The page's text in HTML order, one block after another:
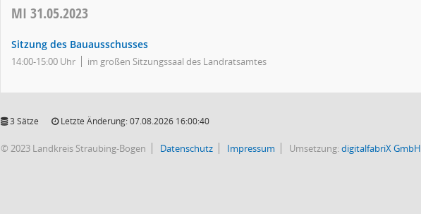
MI 31.05.2023
Sitzung des Bauausschusses
14:00-15:00 Uhr im großen Sitzungssaal des Landratsamtes
3 Sätze Letzte Änderung: 07.08.2026 16:00:40
© 2023 Landkreis Straubing-Bogen Datenschutz Impressum Umsetzung:digitalfabriX GmbH